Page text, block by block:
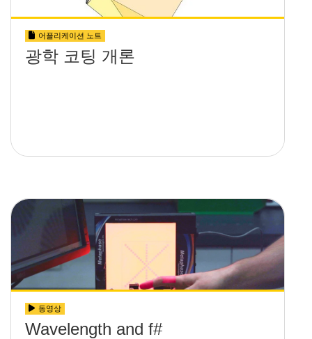
어플리케이션 노트
광학 코팅 개론
동영상
Wavelength and f#